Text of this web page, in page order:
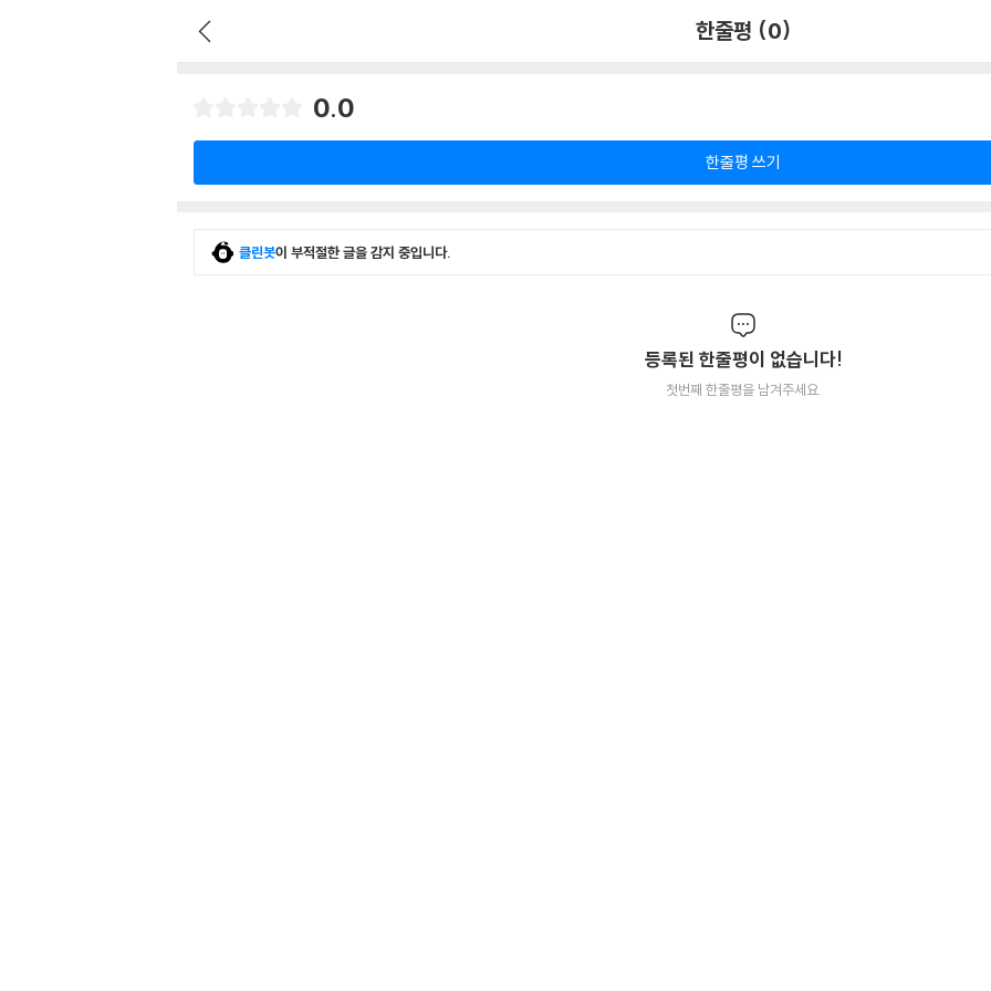
한줄평 (0)
0.0
한줄평 쓰기
클린봇이 부적절한 글을 감지 중입니다.
등록된 한줄평이 없습니다!
첫번째 한줄평을 남겨주세요.